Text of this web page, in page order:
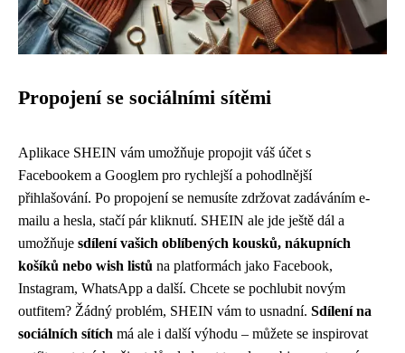
Propojení se sociálními sítěmi
Aplikace SHEIN vám umožňuje propojit váš účet s
Facebookem a Googlem pro rychlejší a pohodlnější
přihlašování. Po propojení se nemusíte zdržovat zadáváním e-
mailu a hesla, stačí pár kliknutí. SHEIN ale jde ještě dál a
umožňuje sdílení vašich oblíbených kousků, nákupních
košíků nebo wish listů na platformách jako Facebook,
Instagram, WhatsApp a další. Chcete se pochlubit novým
outfitem? Žádný problém, SHEIN vám to usnadní. Sdílení na
sociálních sítích má ale i další výhodu – můžete se inspirovat